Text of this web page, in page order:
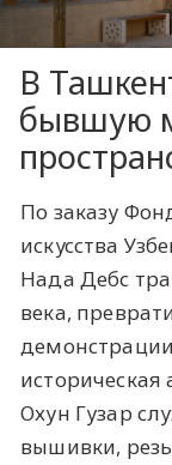
В
бывшую
По заказу
искусства
Нада Дебс
века,
Охун Гузар
вышивки,